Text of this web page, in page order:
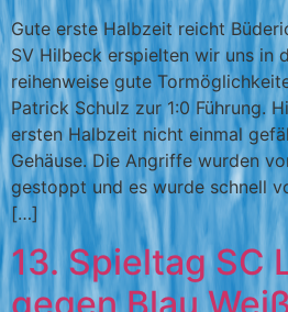
Gute erste Halbzeit reicht
SV Hilbeck erspielten wir uns in
reihenweise gute
Patrick Schulz zur 1:0 Führung.
ersten Halbzeit nicht einmal
Gehäuse. Die Angriffe wurden
gestoppt und es wurde schnell
[…]
13. Spieltag SC